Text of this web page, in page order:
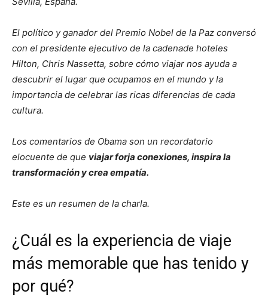
El político y ganador del Premio Nobel de la Paz conversó
con el presidente ejecutivo de la cadenade hoteles
Hilton, Chris Nassetta, sobre cómo viajar nos ayuda a
descubrir el lugar que ocupamos en el mundo y la
importancia de celebrar las ricas diferencias de cada
cultura.
Los comentarios de Obama son un recordatorio
elocuente de que viajar forja conexiones, inspira la
transformación y crea empatía.
Este es un resumen de la charla.
¿Cuál es la experiencia de viaje
más memorable que has tenido y
por qué?